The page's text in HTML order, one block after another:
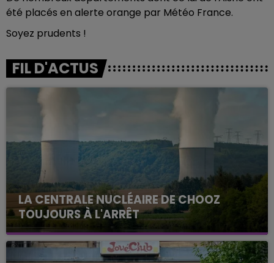
été placés en alerte orange par Météo France.
Soyez prudents !
FIL D'ACTUS
LA CENTRALE NUCLÉAIRE DE CHOOZ
TOUJOURS À L'ARRÊT
Cela fait déjà une semaine que la centrale
nucléaire ardennaise est à l'arrêt. Une situation
justifiée par la sécheresse intense qui est toujours